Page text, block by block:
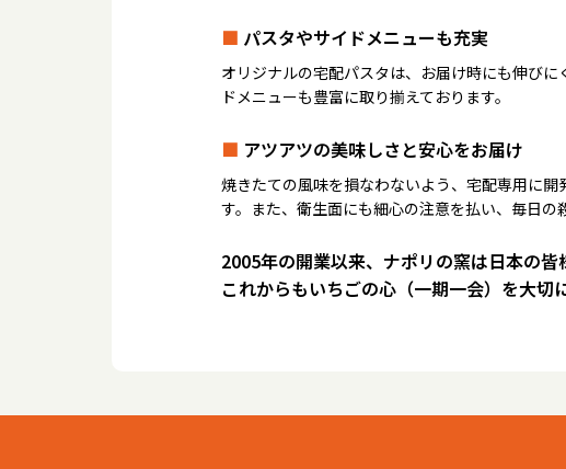
■ パスタやサイドメニューも充実
オリジナルの宅配パスタは、お届け時にも伸び
ドメニューも豊富に取り揃えております。
■ アツアツの美味しさと安心をお届け
焼きたての風味を損なわないよう、宅配専用に
す。また、衛生面にも細心の注意を払い、毎日の
2005年の開業以来、ナポリの窯は日本の皆
これからもいちごの心（一期一会）を大切